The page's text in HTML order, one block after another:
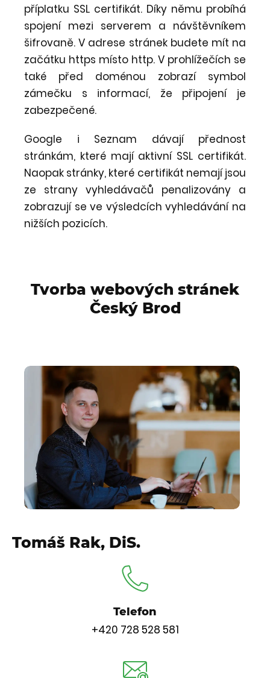
příplatku SSL certifikát. Díky němu probíhá
spojení mezi serverem a návštěvníkem
šifrovaně. V adrese stránek budete mít na
začátku https místo http. V prohlížečích se
také před doménou zobrazí symbol
zámečku s informací, že připojení je
zabezpečené.
Google i Seznam dávají přednost
stránkám, které mají aktivní SSL certifikát.
Naopak stránky, které certifikát nemají jsou
ze strany vyhledávačů penalizovány a
zobrazují se ve výsledcích vyhledávání na
nižších pozicích.
Tvorba webových stránek
Český Brod
Tomáš Rak, DiS.
Telefon
+420 728 528 581